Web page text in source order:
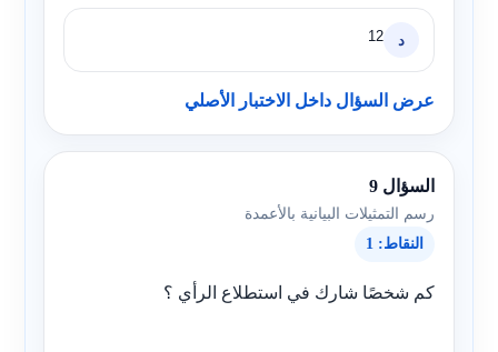
د 12
عرض السؤال داخل الاختبار الأصلي
السؤال 9
رسم التمثيلات البيانية بالأعمدة
النقاط: 1
كم شخصًا شارك في استطلاع الرأي ؟